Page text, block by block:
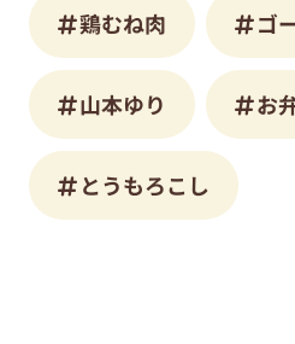
鶏むね肉 ゴ
山本ゆり お
とうもろこし